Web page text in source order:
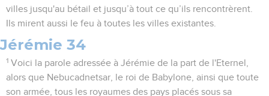
villes jusqu'au bétail et jusqu’à tout ce qu’ils rencontrèrent.
Ils mirent aussi le feu à toutes les villes existantes.
Jérémie 34
1 Voici la parole adressée à Jérémie de la part de l'Eternel,
alors que Nebucadnetsar, le roi de Babylone, ainsi que toute
son armée, tous les royaumes des pays placés sous sa